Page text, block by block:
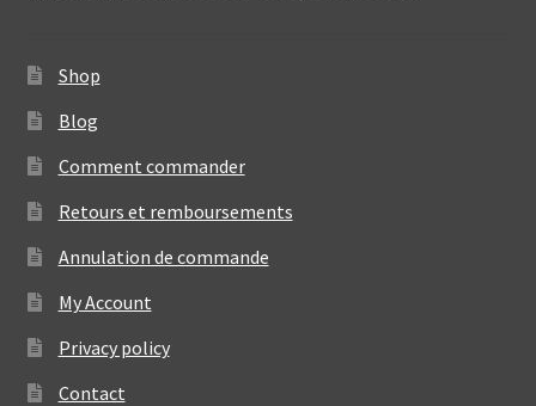
Shop
Blog
Comment commander
Retours et remboursements
Annulation de commande
My Account
Privacy policy
Contact